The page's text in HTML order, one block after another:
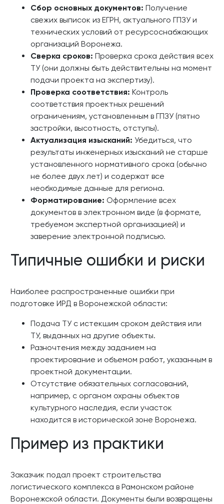
Сбор основных документов: Получение
свежих выписок из ЕГРН, актуального ГПЗУ и
технических условий от ресурсоснабжающих
организаций Воронежа.
Сверка сроков: Проверка срока действия всех
ТУ (они должны быть действительны на момент
подачи проекта на экспертизу).
Проверка соответствия: Контроль
соответствия проектных решений
ограничениям, установленным в ГПЗУ (пятно
застройки, высотность, отступы).
Актуализация изысканий: Убедиться, что
результаты инженерных изысканий не старше
установленного нормативного срока (обычно
не более двух лет) и содержат все
необходимые данные для региона.
Форматирование: Оформление всех
документов в электронном виде (в формате,
требуемом экспертной организацией) и
заверение электронной подписью.
Типичные ошибки и риски
Наиболее распространенные ошибки при
подготовке ИРД в Воронежской области:
Подача ТУ с истекшим сроком действия или
ТУ, выданных на другие объекты.
Разночтения между заданием на
проектирование и объемом работ, указанным в
проектной документации.
Отсутствие обязательных согласований,
например, с органом охраны объектов
культурного наследия, если участок
находится в исторической зоне Воронежа.
Пример из практики
Заказчик подал проект строительства
логистического комплекса в Рамонском районе
Воронежской области. Документы были возвращены